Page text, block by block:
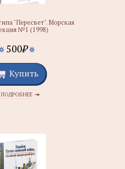
"Пересвет". Морская
№1 (1998)
500₽
Купить
ПОДРОБНЕЕ